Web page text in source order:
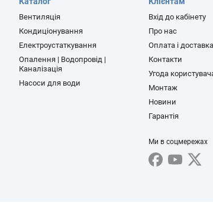
Вентиляція
Кондиціонування
Електроустаткування
Опалення | Водопровід |
Каналізація
Насоси для води
Вхід до кабінету
Про нас
Оплата і доставка
Контакти
Угода
Монтаж
Новини
Гарантія
Ми в соцмережах